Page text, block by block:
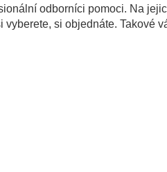
odborníci pomoci. Na
vyberete, si objednáte. Takové